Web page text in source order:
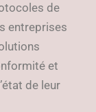
de
entreprises
et
de leur